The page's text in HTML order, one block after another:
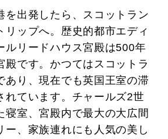
を出発したら、スコットラン
リップへ。歴史的都市エディ
ルリードハウス宮殿は500年
殿です。かつてはスコットラ
あり、現在でも英国王室の滞
れています。チャールズ2世
寝室、宮殿内で最大の大広間
ー、家族連れにも人気の美し